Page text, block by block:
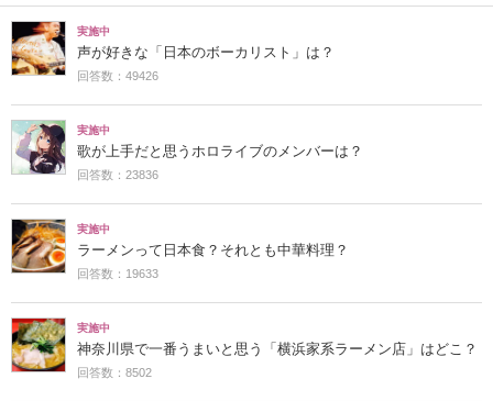
実施中
声が好きな「日本のボーカリスト」は？
回答数：49426
実施中
歌が上手だと思うホロライブのメンバーは？
回答数：23836
実施中
ラーメンって日本食？それとも中華料理？
回答数：19633
実施中
神奈川県で一番うまいと思う「横浜家系ラーメン店」はどこ？
回答数：8502